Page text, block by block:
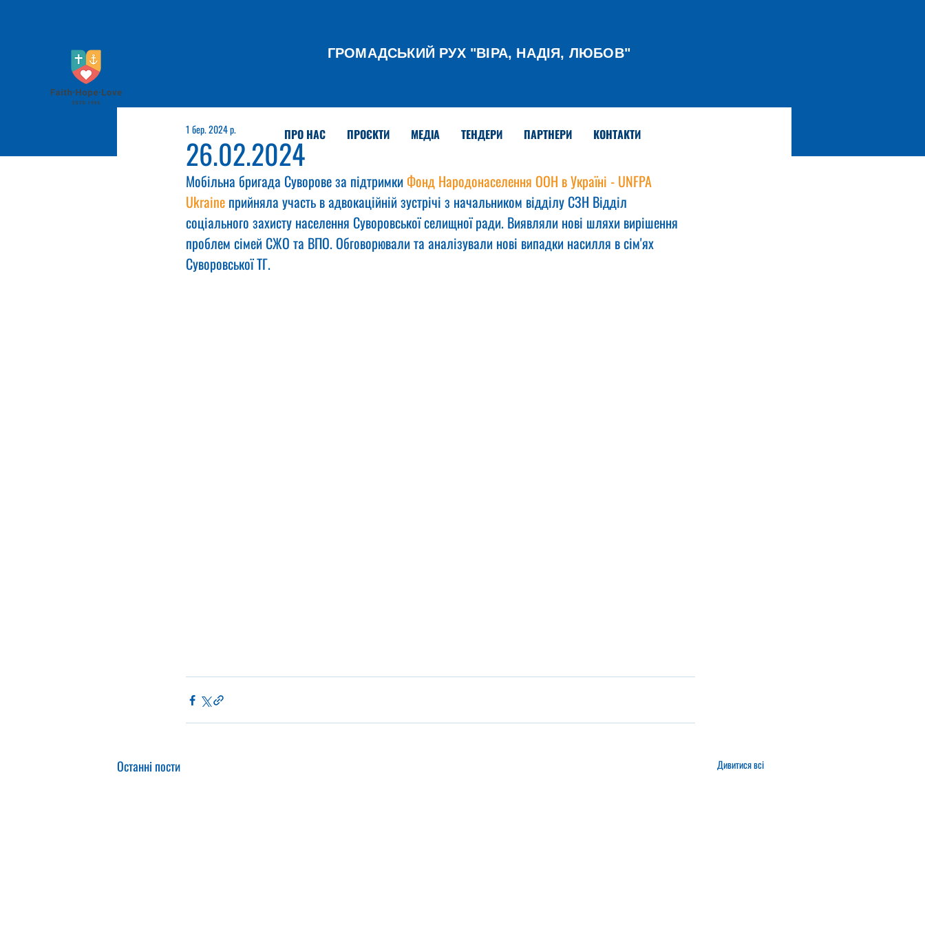
ГРОМАДСЬКИЙ РУХ "ВІРА, НАДІЯ, ЛЮБОВ"
ПРО НАС ПРОЄКТИ МЕДІА ТЕНДЕРИ ПАРТНЕРИ КОНТАКТИ
26.02.2024
1 бер. 2024 р.
Мобільна бригада Суворове за підтримки Фонд Народонаселення ООН в Україні - UNFPA
Ukraine прийняла участь в адвокаційній зустрічі з начальником відділу СЗН Відділ
соціального захисту населення Суворовської селищної ради. Виявляли нові шляхи вирішення
проблем сімей СЖО та ВПО. Обговорювали та аналізували нові випадки насилля в сім'ях
Суворовської ТГ.
Останні пости Дивитися всі